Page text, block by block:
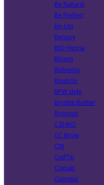
Be Natural
Be Perfect
Be-Uni
Benovy
BIO Henna
Bloom
Bohemia
Bouticle
BPW style
Brigitte Bottier
Bronsun
C:EHKO
CC Brow
CNI
Coif*in
Comair
Concept